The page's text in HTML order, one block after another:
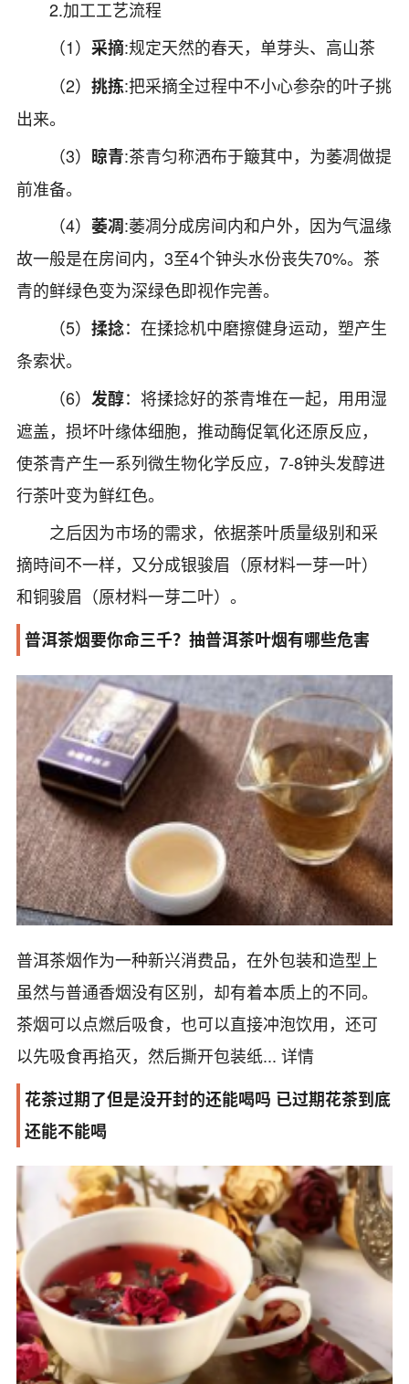
2.加工工艺流程
（1） 采摘:规定天然的春天，单芽头、高山茶
（2） 挑拣:把采摘全过程中不小心参杂的叶子挑
出来。
（3） 晾青:茶青匀称洒布于簸萁中，为萎凋做提
前准备。
（4） 萎凋:萎凋分成房间内和户外，因为气温缘
故一般是在房间内，3至4个钟头水份丧失70%。茶
青的鲜绿色变为深绿色即视作完善。
（5） 揉捻：在揉捻机中磨擦健身运动，塑产生
条索状。
（6） 发醇：将揉捻好的茶青堆在一起，用用湿
遮盖，损坏叶缘体细胞，推动酶促氧化还原反应，
使茶青产生一系列微生物化学反应，7-8钟头发醇进
行荼叶变为鲜红色。
之后因为市场的需求，依据荼叶质量级别和采
摘時间不一样，又分成银骏眉（原材料一芽一叶）
和铜骏眉（原材料一芽二叶）。
普洱茶烟要你命三千？抽普洱茶叶烟有哪些危害
普洱茶烟作为一种新兴消费品，在外包装和造型上
虽然与普通香烟没有区别，却有着本质上的不同。
茶烟可以点燃后吸食，也可以直接冲泡饮用，还可
以先吸食再掐灭，然后撕开包装纸... 详情
花茶过期了但是没开封的还能喝吗 已过期花茶到底
还能不能喝